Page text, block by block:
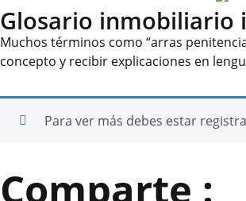
Glosario inmobiliario
Muchos términos como “arras
concepto y recibir explicaciones en
Para ver más debes estar
Comparte :